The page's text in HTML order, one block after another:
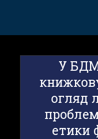
У
огляд
етики